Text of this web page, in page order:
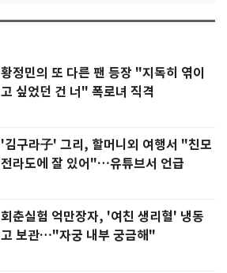
황정민의 또 다른 팬 등장 "지독히 엮이
고 싶었던 건 너" 폭로녀 직격
'김구라子' 그리, 할머니외 여행서 "친모
전라도에 잘 있어"…유튜브서 언급
회춘실험 억만장자, '여친 생리혈' 냉동
고 보관…"자궁 내부 궁금해"